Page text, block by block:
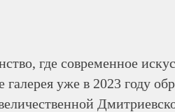
где современное
галерея уже в 2023 году